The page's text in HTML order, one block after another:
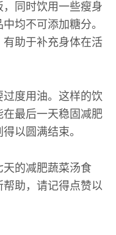
同时饮用一些瘦身
均不可添加糖分。
助于补充身体在活
度用油。这样的饮
最后一天稳固减肥
以圆满结束。
的减肥蔬菜汤食
助，请记得点赞以